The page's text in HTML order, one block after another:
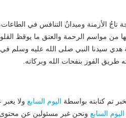
الأزمنة وميدانُ التنافس في الطاعات،
من مواسم الرحمة والعتق ما يوقظ
هدي سيدنا النبي صلى الله عليه وسلم في
طريق الفوز بنفحات الله وبركاته.
تم كتابته بواسطة اليوم السابع ولا
اليوم السابع ونحن غير مسئولين عن محتوى